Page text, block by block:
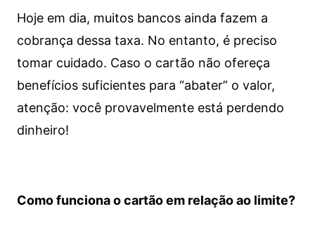
Hoje em dia, muitos bancos ainda fazem a
cobrança dessa taxa. No entanto, é preciso
tomar cuidado. Caso o cartão não ofereça
benefícios suficientes para “abater” o valor,
atenção: você provavelmente está perdendo
dinheiro!
Como funciona o cartão em relação ao limite?